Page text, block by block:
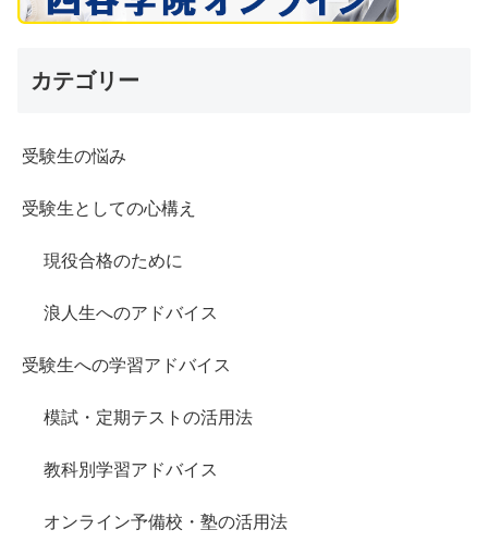
カテゴリー
受験生の悩み
受験生としての心構え
現役合格のために
浪人生へのアドバイス
受験生への学習アドバイス
模試・定期テストの活用法
教科別学習アドバイス
オンライン予備校・塾の活用法